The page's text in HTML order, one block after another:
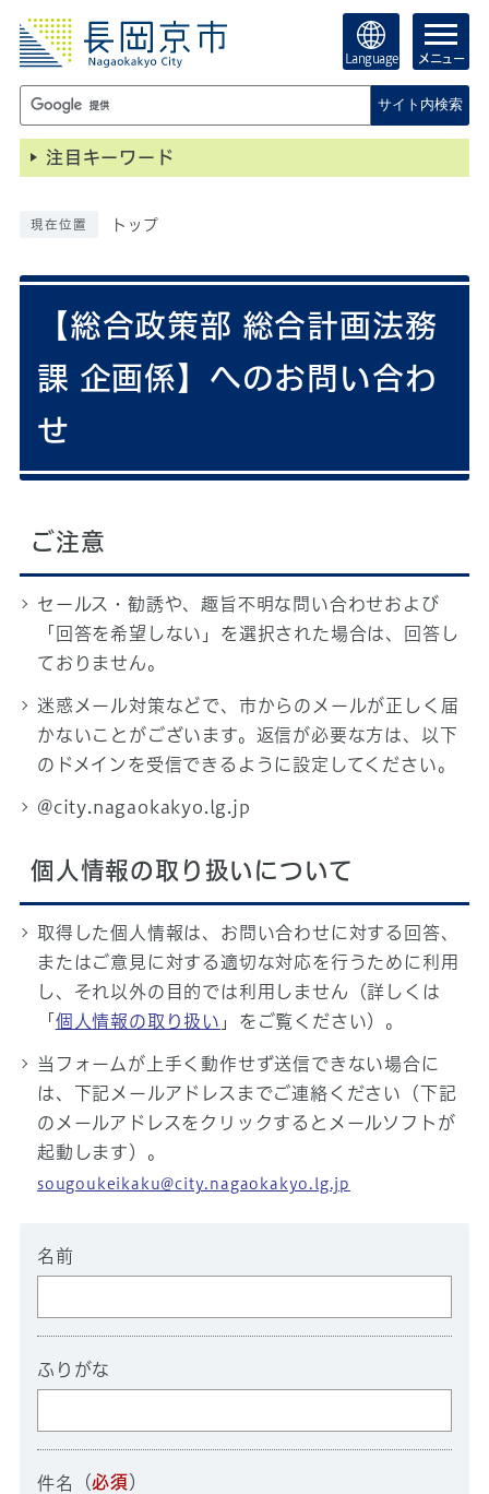
Language メニュー
サイト内検索
注目キーワード
現在位置 トップ
【総合政策部 総合計画法務
課 企画係】へのお問い合わ
せ
ご注意
セールス・勧誘や、趣旨不明な問い合わせおよび
「回答を希望しない」を選択された場合は、回答し
ておりません。
迷惑メール対策などで、市からのメールが正しく届
かないことがございます。返信が必要な方は、以下
のドメインを受信できるように設定してください。
@city.nagaokakyo.lg.jp
個人情報の取り扱いについて
取得した個人情報は、お問い合わせに対する回答、
またはご意見に対する適切な対応を行うために利用
し、それ以外の目的では利用しません（詳しくは
「 個人情報の取り扱い 」をご覧ください）。
当フォームが上手く動作せず送信できない場合に
は、下記メールアドレスまでご連絡ください（下記
のメールアドレスをクリックするとメールソフトが
起動します）。
sougoukeikaku@city.nagaokakyo.lg.jp
名前
ふりがな
件名 （必須 ）